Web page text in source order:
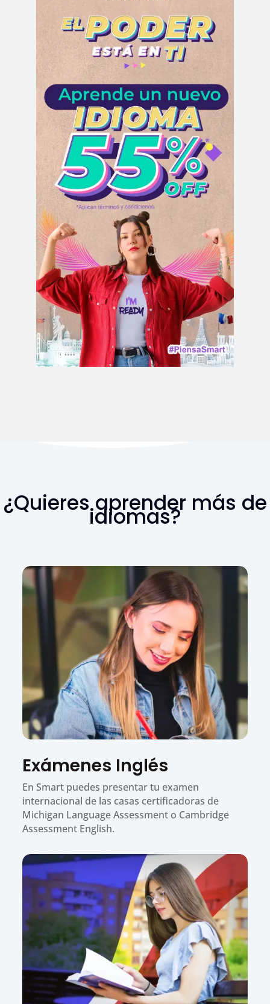
¿Quieres aprender más de
idiomas?
Exámenes Inglés
En Smart puedes presentar tu examen
internacional de las casas certificadoras de
Michigan Language Assessment o Cambridge
Assessment English.